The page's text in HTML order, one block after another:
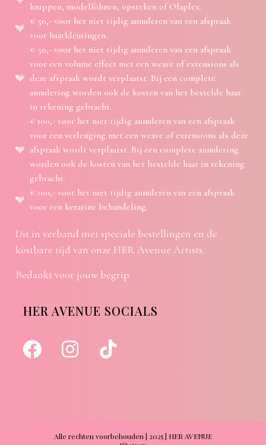
knippen, modelföhnen, opsteken of Olaplex.
€ 50,- voor het niet tijdig annuleren van een afspraak
voor haarkleuringen.
€ 50,- voor het niet tijdig annuleren van een afspraak
voor een volume effect met een weave of extensions als
deze afspraak wordt verplaatst. Bij een complete
annulering worden ook de kosten van het bestelde haar
in rekening gebracht.
€ 100,- voor het niet tijdig annuleren van een afspraak
voor een verlenging met een weave of extensions als deze
afspraak wordt verplaatst. Bij een complete annulering
worden ook de kosten van het bestelde haar in rekening
gebracht.
€ 100,- voor het niet tijdig annuleren van een afspraak
voor een keratine behandeling.
Dit in verband met speciale bestellingen en de
kostbare tijd van onze HER Avenue Artists.
Bedankt voor jouw begrip.
HER AVENUE SOCIALS
Alle rechten voorbehouden | 2025 | HER AVENUE